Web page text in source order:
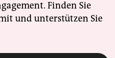
Finden Sie
und unterstützen Sie